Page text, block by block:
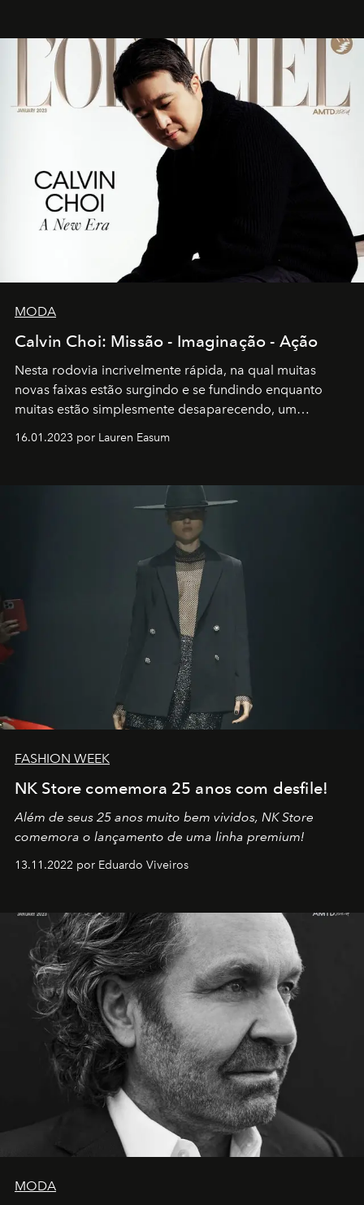
MODA
Calvin Choi: Missão - Imaginação - Ação
Nesta rodovia incrivelmente rápida, na qual muitas
novas faixas estão surgindo e se fundindo enquanto
muitas estão simplesmente desaparecendo, um
transportador AMTD abrindo caminho para muitos
por propósitos, com um claro senso de missão na vida e
16.01.2023 por Lauren Easum
FASHION WEEK
NK Store comemora 25 anos com desfile!
Além de seus 25 anos muito bem vividos, NK Store
comemora o lançamento de uma linha premium!
13.11.2022 por Eduardo Viveiros
MODA